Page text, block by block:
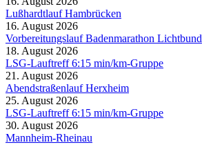
Lußhardtlauf Hambrücken
16. August 2026
Vorbereitungslauf Badenmarathon Lichtbund
18. August 2026
LSG-Lauftreff 6:15 min/km-Gruppe
21. August 2026
Abendstraßenlauf Herxheim
25. August 2026
LSG-Lauftreff 6:15 min/km-Gruppe
30. August 2026
Mannheim-Rheinau